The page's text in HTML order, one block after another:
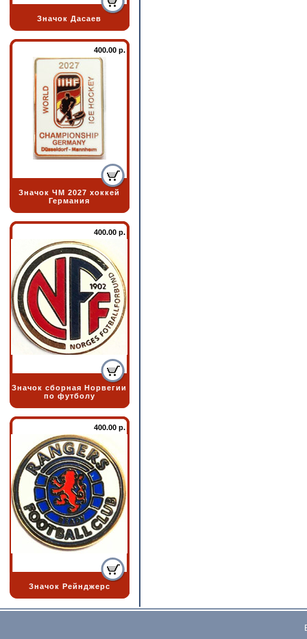
Значок Дасаев
400.00 р.
Значок ЧМ 2027 хоккей
Германия
400.00 р.
Значок сборная Норвегии
по футболу
400.00 р.
Значок Рейнджерс